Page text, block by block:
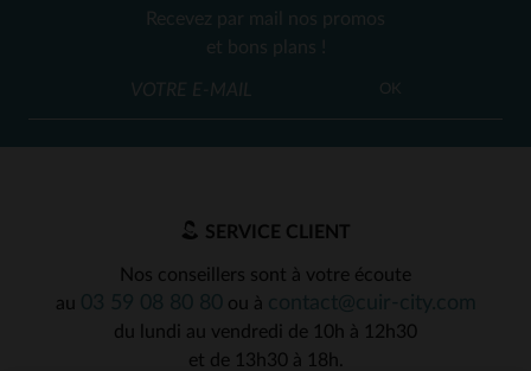
Recevez par mail nos promos
et bons plans !
OK
SERVICE CLIENT
Nos conseillers sont à votre écoute
au
ou à
du lundi au vendredi de 10h à 12h30
et de 13h30 à 18h.